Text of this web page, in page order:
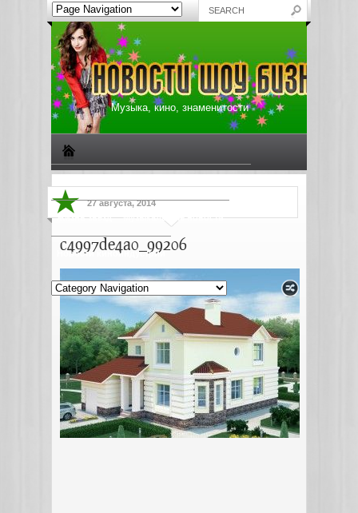
Музыка, кино, знаменитости
Жизнь звезд Музыкальные новости
Новости киноиндустрии
27 августа, 2014
c4997de4a0_99206